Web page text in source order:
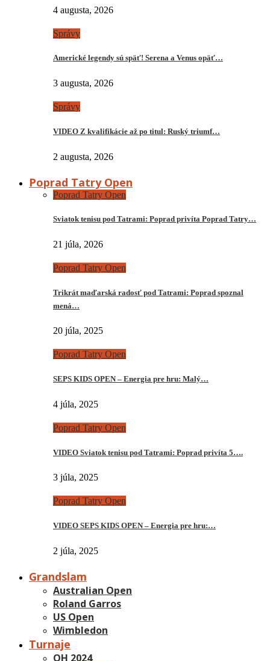
4 augusta, 2026
Správy
Americké legendy sú späť! Serena a Venus opäť…
3 augusta, 2026
Správy
VIDEO Z kvalifikácie až po titul: Ruský triumf…
2 augusta, 2026
Poprad Tatry Open
Poprad Tatry Open
Sviatok tenisu pod Tatrami: Poprad privíta Poprad Tatry…
21 júla, 2026
Poprad Tatry Open
Trikrát maďarská radosť pod Tatrami: Poprad spoznal
mená…
20 júla, 2025
Poprad Tatry Open
SEPS KIDS OPEN – Energia pre hru: Malý…
4 júla, 2025
Poprad Tatry Open
VIDEO Sviatok tenisu pod Tatrami: Poprad privíta 5….
3 júla, 2025
Poprad Tatry Open
VIDEO SEPS KIDS OPEN – Energia pre hru:…
2 júla, 2025
Grandslam
Australian Open
Roland Garros
US Open
Wimbledon
Turnaje
OH 2024